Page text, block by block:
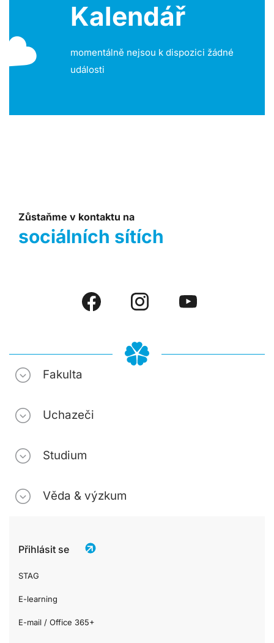
Kalendář
momentálně nejsou k dispozici žádné
události
Zůstaňme v kontaktu na
sociálních sítích
Fakulta
Uchazeči
Studium
Věda & výzkum
Přihlásit se
STAG
E-learning
E-mail / Office 365+